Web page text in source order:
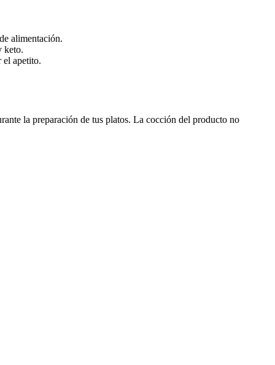
alimentación.
keto.
el apetito.
la preparación de tus platos. La cocción del producto no